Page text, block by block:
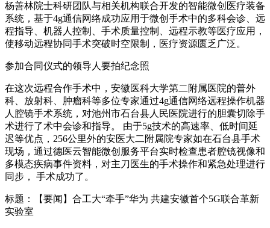
杨善林院士科研团队与相关机构联合开发的智能微创医疗装备
系统，基于4g通信网络成功应用于微创手术中的多科会诊、远
程指导、机器人控制、手术质量控制、远程示教等医疗应用，
使移动远程协同手术突破时空限制，医疗资源匮乏广泛。
参加合同仪式的领导人要拍纪念照
在这次远程合作手术中，安徽医科大学第二附属医院的普外
科、放射科、肿瘤科等多位专家通过4g通信网络远程操作机器
人腔镜手术系统，对池州市石台县人民医院进行的胆囊切除手
术进行了术中会诊和指导。 由于5g技术的高速率、低时间延
迟等优点，256公里外的安医大二附属院专家如在石台县手术
现场，通过德医云智能微创服务平台实时检查患者腔镜视像和
多模态疾病事件资料，对主刀医生的手术操作和紧急处理进行
同步， 手术成功了。
标题：【要闻】合工大“牵手”华为 共建安徽首个5G联合革新
实验室